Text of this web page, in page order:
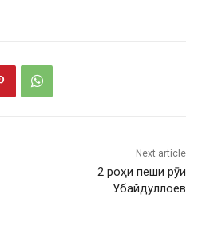
Next article
2 роҳи пеши рӯи
Убайдуллоев